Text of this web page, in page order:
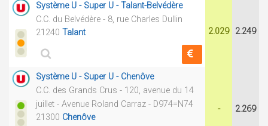
Système U - Super U - Talant-Belvédère
C.C. du Belvédère - 8, rue Charles Dullin
21240 Talant 2.029 2.249
Système U - Super U - Chenôve
C.C. des Grands Crus - 120, avenue du 14
juillet - Avenue Roland Carraz - D974=N74
21300 Chenôve
- 2.269